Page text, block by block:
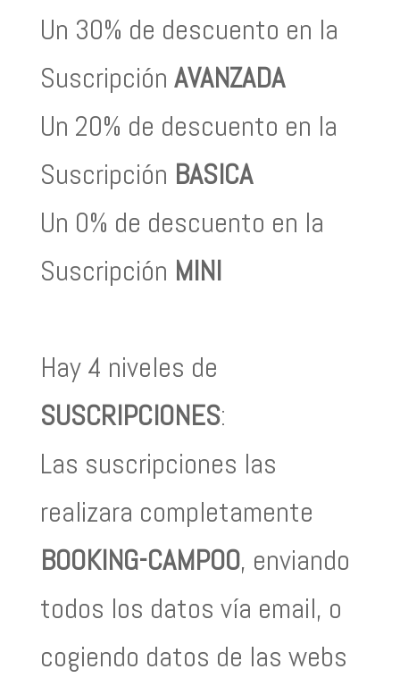
Un 30% de descuento en la
Suscripción AVANZADA
Un 20% de descuento en la
Suscripción BASICA
Un 0% de descuento en la
Suscripción MINI
Hay 4 niveles de
SUSCRIPCIONES:
Las suscripciones las
realizara completamente
BOOKING-CAMPOO, enviando
todos los datos vía email, o
cogiendo datos de las webs